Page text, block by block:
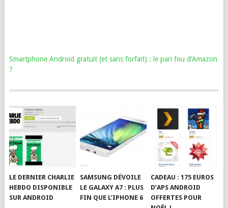
Smartphone Android gratuit (et sans forfait) : le pari fou d’Amazon
?
LE DERNIER CHARLIE
HEBDO DISPONIBLE
SUR ANDROID
SAMSUNG DÉVOILE
LE GALAXY A7 : PLUS
FIN QUE L’IPHONE 6
CADEAU : 175 EUROS
D’APS ANDROID
OFFERTES POUR